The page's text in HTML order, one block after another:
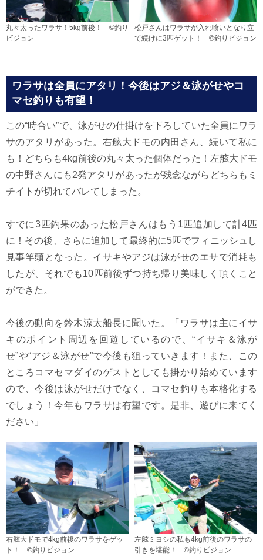
丸々太ったワラサ！5kg前後！ ©釣り
ビジョン
松戸さんはワラサが入れ喰いとなり立
て続けに3匹ゲット！ ©釣りビジョン
ワラサは全員にアタリ！今後はアジ＆泳がせやコ
マセ釣りも有望！
この“時合い”で、泳がせの仕掛けを下ろしていた全員にワラ
サのアタリがあった。右舷大ドモの内田さん、続いて私に
も！どちらも4kg前後の丸々太った個体だった！左舷大ドモ
の中野さんにも2発アタリがあったが残念ながらどちらもミ
チイトが切れてバレてしまった。
すでに3匹釣果のあった松戸さんはもう1匹追加して計4匹
に！その後、さらに追加して最終的に5匹でフィニッシュし
見事竿頭となった。イサキやアジは泳がせのエサで消耗も
したが、それでも10匹前後ずつ持ち帰り美味しく頂くこと
ができた。
今後の動向を鈴木涼太船長に聞いた。「ワラサは主にイサ
キのポイント周辺を回遊しているので、“イサキ＆泳が
せ”や“アジ＆泳がせ”で今後も狙っていきます！また、この
ところコマセマダイのゲストとしても掛かり始めています
ので、今後は泳がせだけでなく、コマセ釣りも本格化する
でしょう！今年もワラサは有望です。是非、遊びに来てく
ださい」
右舷大ドモで4kg前後のワラサをゲッ
ト！ ©釣りビジョン
左舷ミヨシの私も4kg前後のワラサの
引きを堪能！ ©釣りビジョン